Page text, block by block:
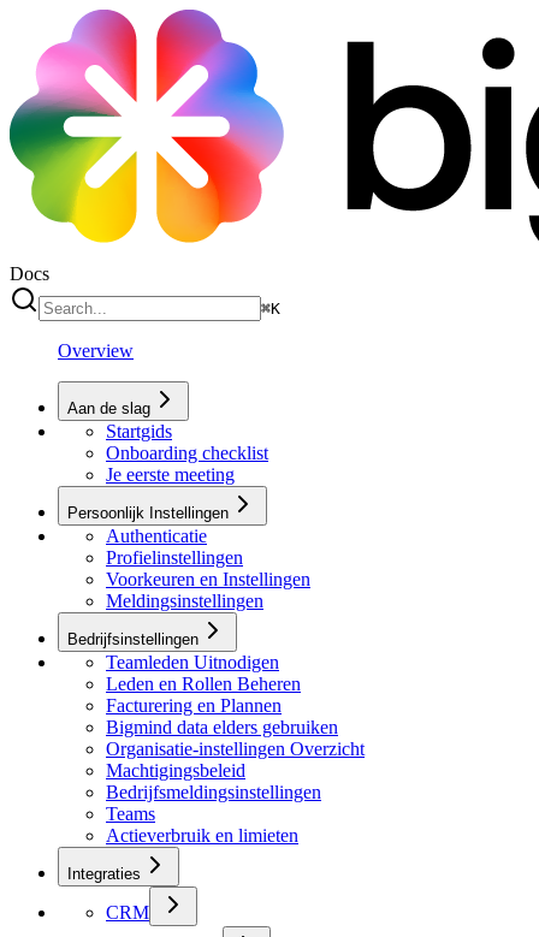
Docs
⌘K
Overview
Aan de slag
Startgids
Onboarding checklist
Je eerste meeting
Persoonlijk Instellingen
Authenticatie
Profielinstellingen
Voorkeuren en Instellingen
Meldingsinstellingen
Bedrijfsinstellingen
Teamleden Uitnodigen
Leden en Rollen Beheren
Facturering en Plannen
Bigmind data elders gebruiken
Organisatie-instellingen Overzicht
Machtigingsbeleid
Bedrijfsmeldingsinstellingen
Teams
Actieverbruik en limieten
Integraties
CRM